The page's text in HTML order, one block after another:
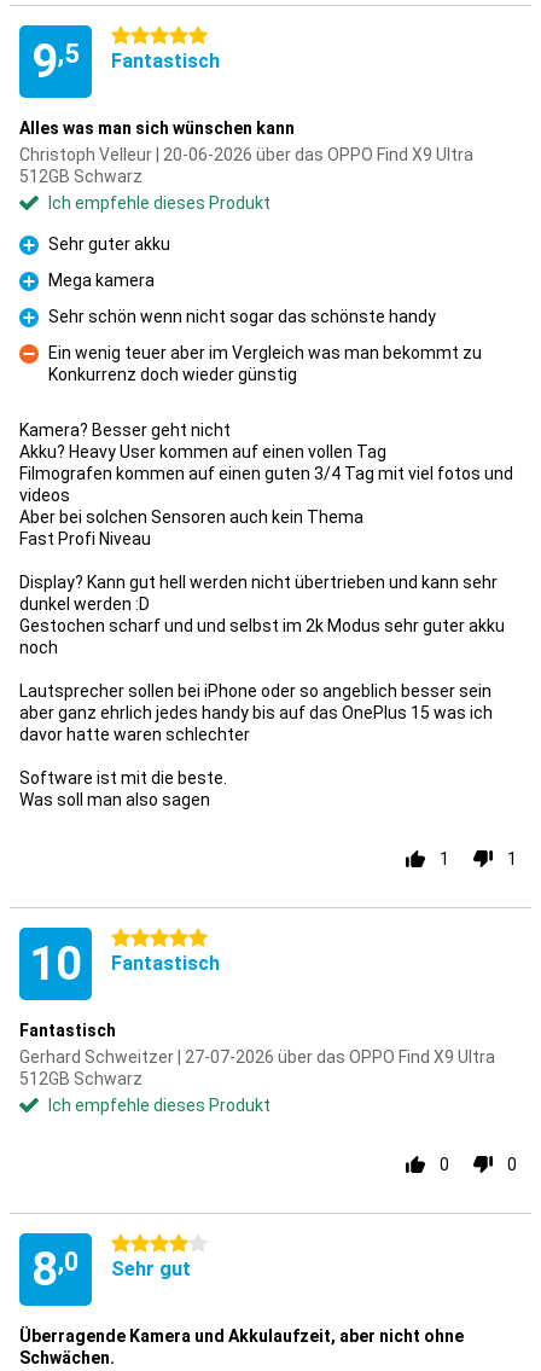
9,5
5 Sterne
Fantastisch
Alles was man sich wünschen kann
Christoph Velleur | 20-06-2026 über das OPPO Find X9 Ultra
512GB Schwarz
Ich empfehle dieses Produkt
Pro
Sehr guter akku
Pro
Mega kamera
Pro
Sehr schön wenn nicht sogar das schönste handy
Kontra
Ein wenig teuer aber im Vergleich was man bekommt zu
Konkurrenz doch wieder günstig
Kamera? Besser geht nicht
Akku? Heavy User kommen auf einen vollen Tag
Filmografen kommen auf einen guten 3/4 Tag mit viel fotos und
videos
Aber bei solchen Sensoren auch kein Thema
Fast Profi Niveau
Display? Kann gut hell werden nicht übertrieben und kann sehr
dunkel werden :D
Gestochen scharf und und selbst im 2k Modus sehr guter akku
noch
Lautsprecher sollen bei iPhone oder so angeblich besser sein
aber ganz ehrlich jedes handy bis auf das OnePlus 15 was ich
davor hatte waren schlechter
Software ist mit die beste.
Was soll man also sagen
1 1
10 5 Sterne
Fantastisch
Fantastisch
Gerhard Schweitzer | 27-07-2026 über das OPPO Find X9 Ultra
512GB Schwarz
Ich empfehle dieses Produkt
0 0
8,0
4 Sterne
Sehr gut
Überragende Kamera und Akkulaufzeit, aber nicht ohne
Schwächen.